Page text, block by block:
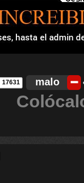
17631 malo